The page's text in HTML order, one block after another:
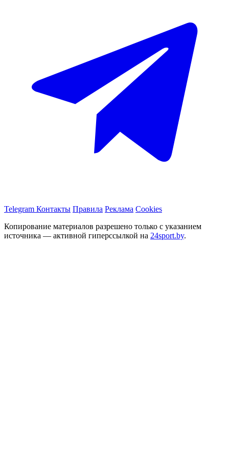
Telegram Контакты Правила Реклама Cookies
Копирование материалов разрешено только с указанием
источника — активной гиперссылкой на 24sport.by.